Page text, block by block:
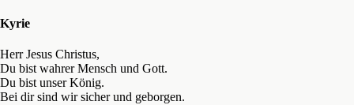
Kyrie
Herr Jesus Christus,
Du bist wahrer Mensch und Gott.
Du bist unser König.
Bei dir sind wir sicher und geborgen.